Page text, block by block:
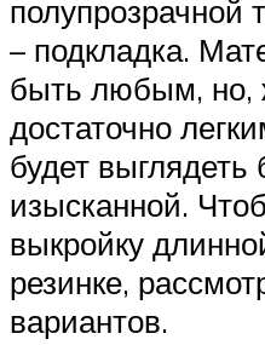
полупрозрачной
– подкладка.
быть любым, но,
достаточно
будет
изысканной.
выкройку
резинке,
вариантов.